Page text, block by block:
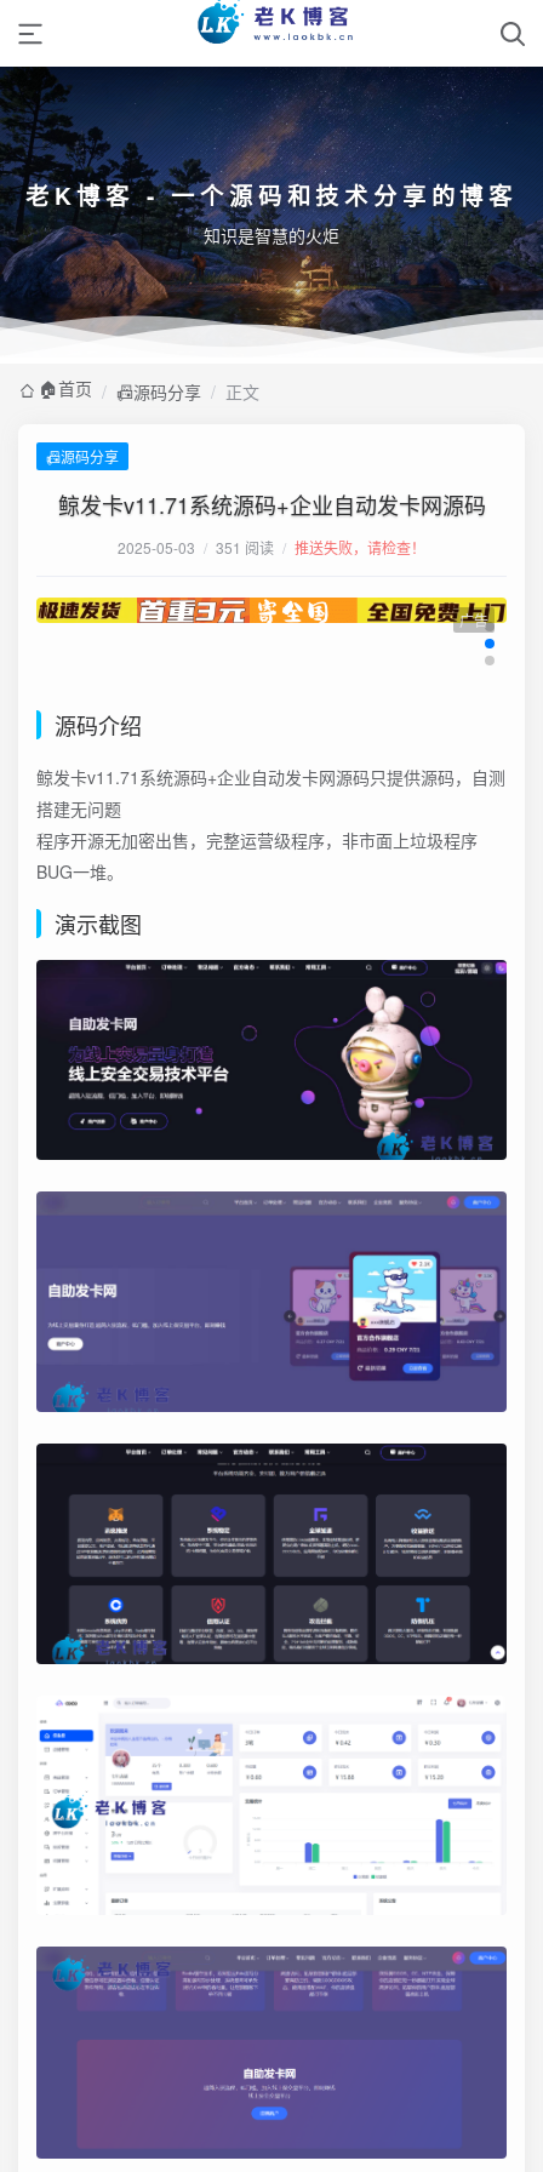
老K博客 - 一个源码和技术分享的博客
知识是智慧的火炬
🏠️首页 / 📠源码分享 / 正文
📠源码分享
鲸发卡v11.71系统源码+企业自动发卡网源码
2025-05-03 / 351 阅读 / 推送失败，请检查！
广告
源码介绍
鲸发卡v11.71系统源码+企业自动发卡网源码只提供源码，自测
搭建无问题
程序开源无加密出售，完整运营级程序，非市面上垃圾程序
BUG一堆。
演示截图